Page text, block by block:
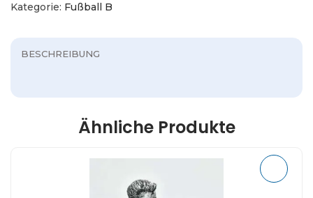
Kategorie: Fußball B
BESCHREIBUNG
Ähnliche Produkte